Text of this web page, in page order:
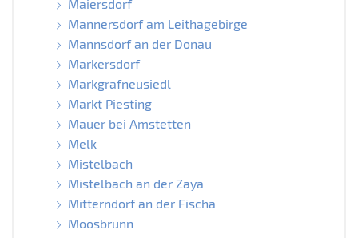
Maiersdorf
Mannersdorf am Leithagebirge
Mannsdorf an der Donau
Markersdorf
Markgrafneusiedl
Markt Piesting
Mauer bei Amstetten
Melk
Mistelbach
Mistelbach an der Zaya
Mitterndorf an der Fischa
Moosbrunn